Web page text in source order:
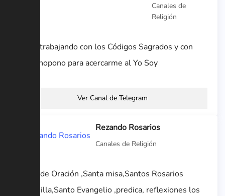
Canales de
Religión
Estoy trabajando con los Códigos Sagrados y con
Ho’ponopono para acercarme al Yo Soy
Ver Canal de Telegram
Rezando Rosarios
Canales de Religión
Canal de Oración ,Santa misa,Santos Rosarios
,Coronilla,Santo Evangelio ,predica, reflexiones los